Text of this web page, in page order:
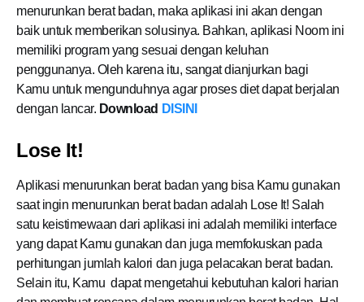
menurunkan berat badan, maka aplikasi ini akan dengan
baik untuk memberikan solusinya. Bahkan, aplikasi Noom ini
memiliki program yang sesuai dengan keluhan
penggunanya. Oleh karena itu, sangat dianjurkan bagi
Kamu untuk mengunduhnya agar proses diet dapat berjalan
dengan lancar. Download DISINI
Lose It!
Aplikasi menurunkan berat badan yang bisa Kamu gunakan
saat ingin menurunkan berat badan adalah Lose It! Salah
satu keistimewaan dari aplikasi ini adalah memiliki interface
yang dapat Kamu gunakan dan juga memfokuskan pada
perhitungan jumlah kalori dan juga pelacakan berat badan.
Selain itu, Kamu dapat mengetahui kebutuhan kalori harian